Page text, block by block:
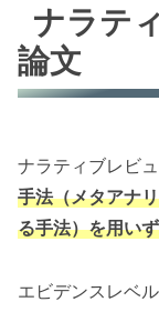
ナラテ
論文
ナラティブレビ
手法（メタアナ
る手法）を用い
エビデンスレベ